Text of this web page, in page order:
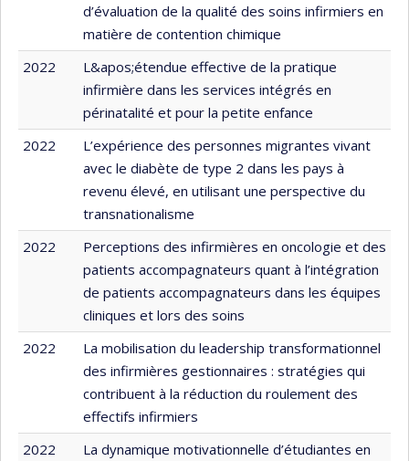
d’évaluation de la qualité des soins infirmiers en
matière de contention chimique
2022
L&apos;étendue effective de la pratique
infirmière dans les services intégrés en
périnatalité et pour la petite enfance
2022
L’expérience des personnes migrantes vivant
avec le diabète de type 2 dans les pays à
revenu élevé, en utilisant une perspective du
transnationalisme
2022
Perceptions des infirmières en oncologie et des
patients accompagnateurs quant à l’intégration
de patients accompagnateurs dans les équipes
cliniques et lors des soins
2022
La mobilisation du leadership transformationnel
des infirmières gestionnaires : stratégies qui
contribuent à la réduction du roulement des
effectifs infirmiers
2022
La dynamique motivationnelle d’étudiantes en